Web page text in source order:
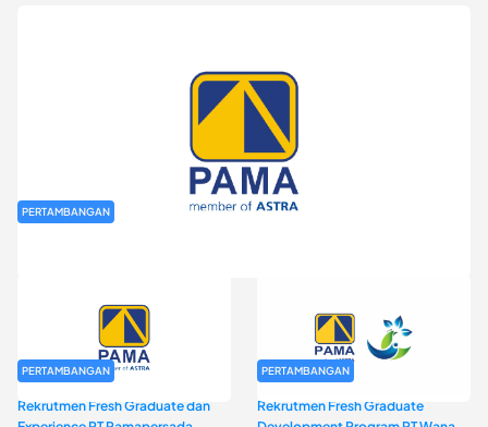
PERTAMBANGAN
PERTAMBANGAN
Rekrutmen Fresh Graduate dan
PERTAMBANGAN
Rekrutmen Fresh Graduate